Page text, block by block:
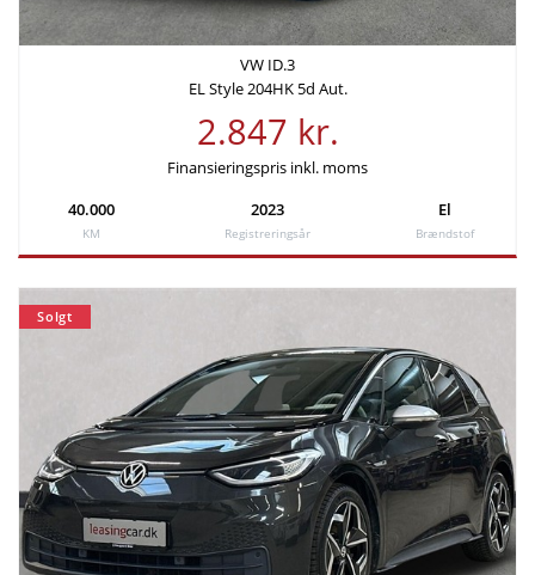
Rente
4,49%
Årlig debitorrente
4,58%
Lånebeløb
143.920 kr.
43.187 kr.
VW ID.3
EL Style 204HK 5d Aut.
2.847 kr.
Finansieringspris inkl. moms
40.000
KM
2023
Registreringsår
El
Brændstof
Solgt